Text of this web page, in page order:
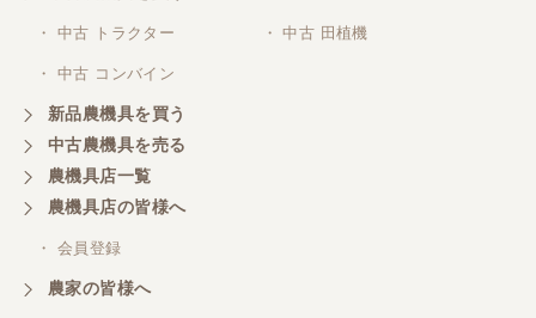
三重県／山本
対応ありがとうございました。
三重県／山本
共立シュレッターを受け取りました。 状態は問題な
く、エンジンも調子がよさそうです。 ありがとうご
ざいました。
三重県／
・ 中古 トラクター ・ 中古 田植機
・ 中古 コンバイン
新品農機具を買う
中古農機具を売る
農機具店一覧
農機具店の皆様へ
・ 会員登録
農家の皆様へ